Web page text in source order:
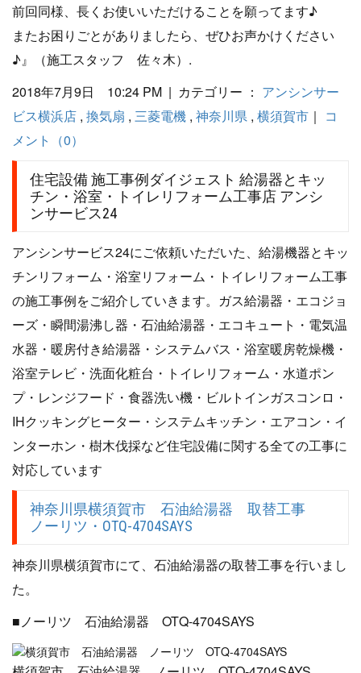
前回同様、長くお使いいただけることを願ってます♪
またお困りごとがありましたら、ぜひお声かけください
♪』（施工スタッフ 佐々木）.
2018年7月9日 10:24 PM | カテゴリー ： アンシンサー
ビス横浜店 , 換気扇 , 三菱電機 , 神奈川県 , 横須賀市 ｜ コ
メント（0）
住宅設備 施工事例ダイジェスト 給湯器とキッ
チン・浴室・トイレリフォーム工事店 アンシ
ンサービス24
アンシンサービス24にご依頼いただいた、給湯機器とキッ
チンリフォーム・浴室リフォーム・トイレリフォーム工事
の施工事例をご紹介していきます。ガス給湯器・エコジョ
ーズ・瞬間湯沸し器・石油給湯器・エコキュート・電気温
水器・暖房付き給湯器・システムバス・浴室暖房乾燥機・
浴室テレビ・洗面化粧台・トイレリフォーム・水道ポン
プ・レンジフード・食器洗い機・ビルトインガスコンロ・
IHクッキングヒーター・システムキッチン・エアコン・イ
ンターホン・樹木伐採など住宅設備に関する全ての工事に
対応しています
神奈川県横須賀市 石油給湯器 取替工事
ノーリツ・OTQ-4704SAYS
神奈川県横須賀市にて、石油給湯器の取替工事を行いまし
た。
■ノーリツ 石油給湯器 OTQ-4704SAYS